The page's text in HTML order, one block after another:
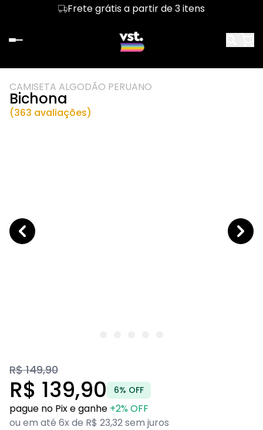
Frete grátis a partir de 3 itens
CAMISETA ALGODÃO PERUANO
Bichona
(363 avaliações)
R$ 149,90
R$ 139,90 6% OFF
pague no Pix e ganhe +2% OFF
ou em até 6x de R$ 23,32 sem juros